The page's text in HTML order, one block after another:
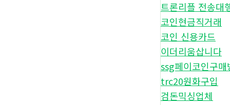
트론리플 전송대
코인현금직거래
코인 신용카드
이더리움삽니다
ssg페이코인구매
trc20원화구입
검돈믹싱업체